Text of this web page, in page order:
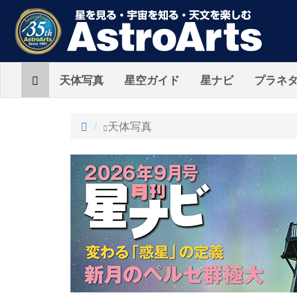
Home天体写真 星空ガイド 星ナビ プラネ
ト
プ
天体写真